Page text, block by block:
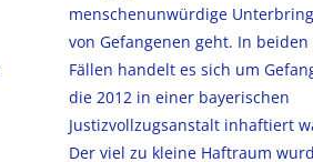
menschenunwürdige
von Gefangenen geht. In beiden
Fällen handelt es sich um
die 2012 in einer bayerischen
Justizvollzugsanstalt inhaftiert
Der viel zu kleine Haftraum